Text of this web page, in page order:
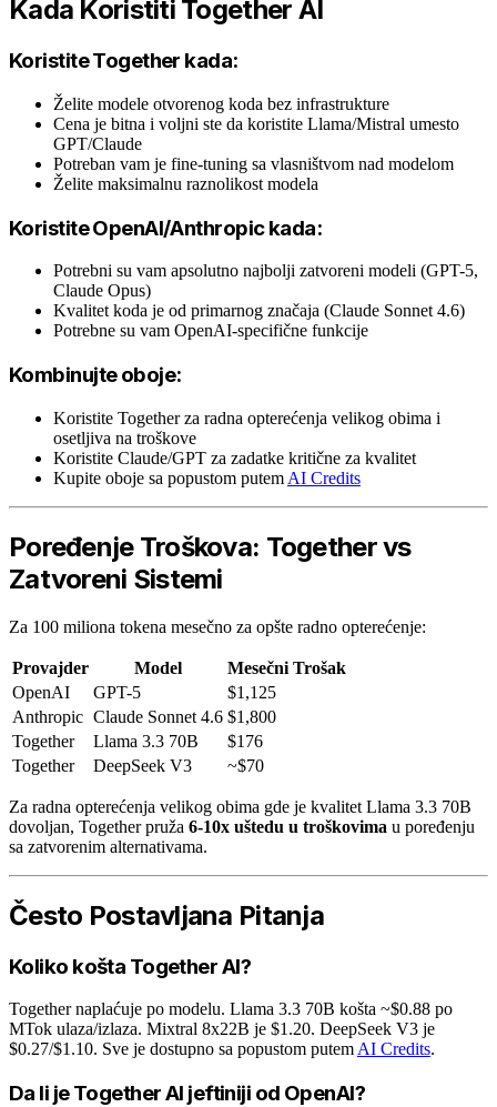
Kada Koristiti Together AI
Koristite Together kada:
Želite modele otvorenog koda bez infrastrukture
Cena je bitna i voljni ste da koristite Llama/Mistral umesto
GPT/Claude
Potreban vam je fine-tuning sa vlasništvom nad modelom
Želite maksimalnu raznolikost modela
Koristite OpenAI/Anthropic kada:
Potrebni su vam apsolutno najbolji zatvoreni modeli (GPT-5,
Claude Opus)
Kvalitet koda je od primarnog značaja (Claude Sonnet 4.6)
Potrebne su vam OpenAI-specifične funkcije
Kombinujte oboje:
Koristite Together za radna opterećenja velikog obima i
osetljiva na troškove
Koristite Claude/GPT za zadatke kritične za kvalitet
Kupite oboje sa popustom putem AI Credits
Poređenje Troškova: Together vs
Zatvoreni Sistemi
Za 100 miliona tokena mesečno za opšte radno opterećenje:
Provajder Model
Mesečni Trošak
OpenAI
GPT-5
$1,125
Anthropic Claude Sonnet 4.6 $1,800
Together
Llama 3.3 70B
$176
Together
DeepSeek V3 ~$70
Za radna opterećenja velikog obima gde je kvalitet Llama 3.3 70B
dovoljan, Together pruža 6-10x uštedu u troškovima u poređenju
sa zatvorenim alternativama.
Često Postavljana Pitanja
Koliko košta Together AI?
Together naplaćuje po modelu. Llama 3.3 70B košta ~$0.88 po
MTok ulaza/izlaza. Mixtral 8x22B je $1.20. DeepSeek V3 je
$0.27/$1.10. Sve je dostupno sa popustom putem AI Credits.
Da li je Together AI jeftiniji od OpenAI?